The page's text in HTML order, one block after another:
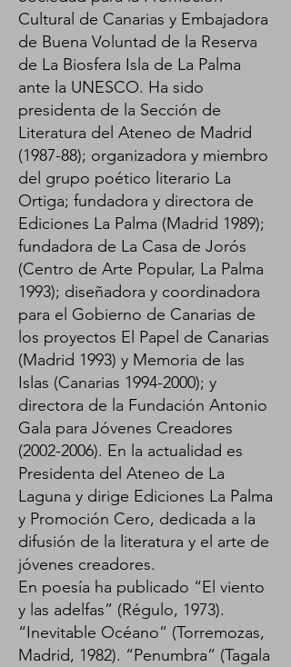
Cultural de Canarias y Embajadora
de Buena Voluntad de la Reserva
de La Biosfera Isla de La Palma
ante la UNESCO. Ha sido
presidenta de la Sección de
Literatura del Ateneo de Madrid
(1987-88); organizadora y miembro
del grupo poético literario La
Ortiga; fundadora y directora de
Ediciones La Palma (Madrid 1989);
fundadora de La Casa de Jorós
(Centro de Arte Popular, La Palma
1993); diseñadora y coordinadora
para el Gobierno de Canarias de
los proyectos El Papel de Canarias
(Madrid 1993) y Memoria de las
Islas (Canarias 1994-2000); y
directora de la Fundación Antonio
Gala para Jóvenes Creadores
(2002-2006). En la actualidad es
Presidenta del Ateneo de La
Laguna y dirige Ediciones La Palma
y Promoción Cero, dedicada a la
difusión de la literatura y el arte de
jóvenes creadores.
En poesía ha publicado “El viento
y las adelfas” (Régulo, 1973).
“Inevitable Océano” (Torremozas,
Madrid, 1982). “Penumbra” (Tagala